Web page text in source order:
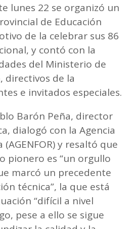
lunes 22 se organizó un
de Educación
de la celebrar sus 86
y contó con la
del Ministerio de
directivos de la
e invitados especiales.
Barón Peña, director
dialogó con la Agencia
y resaltó que
pionero es “un orgullo
marcó un precedente
técnica”, la que está
“difícil a nivel
pese a ello se sigue